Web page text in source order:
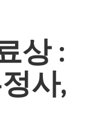
상 :
사,